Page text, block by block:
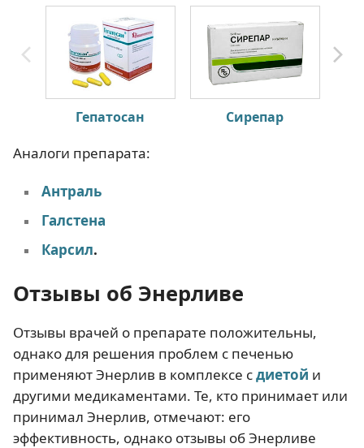
Гепатосан Сирепар
Аналоги препарата:
Антраль
Галстена
Карсил.
Отзывы об Энерливе
Отзывы врачей о препарате положительны,
однако для решения проблем с печенью
применяют Энерлив в комплексе сдиетой и
другими медикаментами. Те, кто принимает или
принимал Энерлив, отмечают: его
эффективность, однако отзывы об Энерливе